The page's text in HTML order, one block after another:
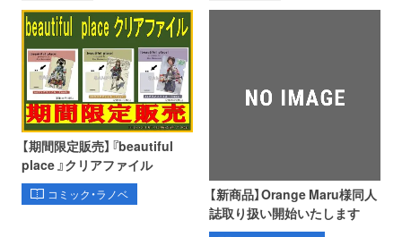
【期間限定販売】『beautiful
place 』クリアファイル
コミック・ラノベ
【新商品】Orange Maru様同人
誌取り扱い開始いたします